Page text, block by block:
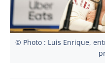
© Photo : Luis Enrique,